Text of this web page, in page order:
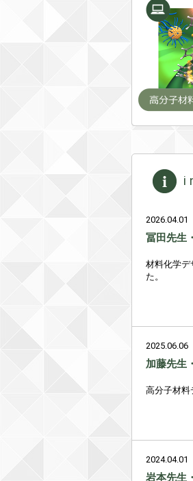
2026.04.01
冨田先生
材料化学
た。
2025.06.06
加藤先生
高分子材料
2024.04.01
岩本先生